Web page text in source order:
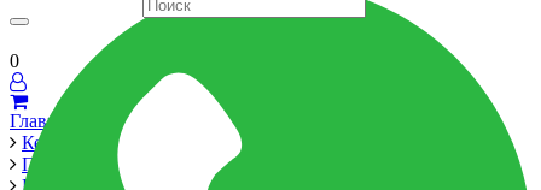
0
Главная
Керамика
Производители
Porcelanite Dos